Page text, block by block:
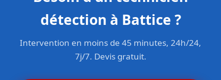
détection à Battice ?
Intervention en moins de 45 minutes, 24h/24,
7j/7. Devis gratuit.